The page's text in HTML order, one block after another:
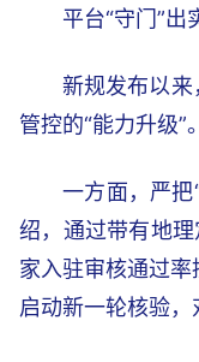
平台“守门”出
新规发布以
管控的“能力升级”。
一方面，严把
绍，通过带有地
家入驻审核通过
启动新一轮核验，